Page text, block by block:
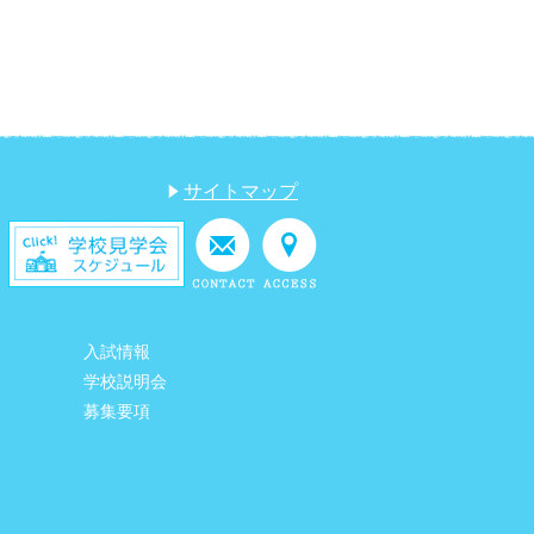
サイトマップ
入試情報
学校説明会
募集要項